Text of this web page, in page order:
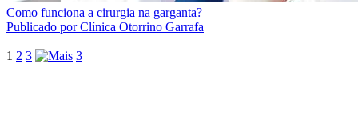
Como funciona a cirurgia na garganta?
Publicado por Clínica Otorrino Garrafa
1 2 3 3